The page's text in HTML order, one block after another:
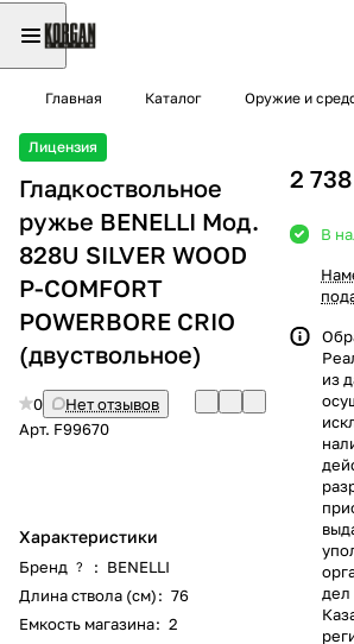
Главная Каталог Оружие и
Лицензия
Гладкоствольное
ружье BENELLI Мод.
828U SILVER WOOD
P-COMFORT
POWERBORE CRIO
(двуствольное)
0
Нет отзывов
Арт. F99670
Характеристики
Бренд ? : BENELLI
Длина ствола (см): 76
Емкость магазина: 2
2
В
из
дел